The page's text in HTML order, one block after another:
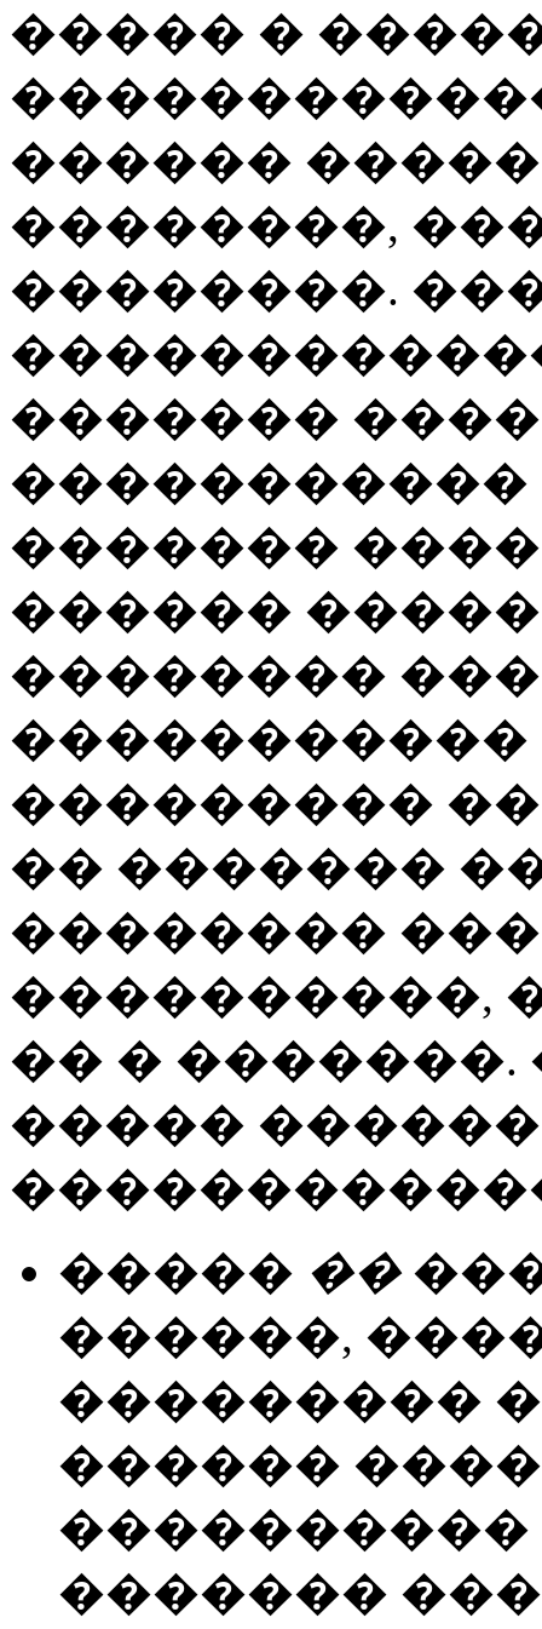
����� �
������
��������,
��������.
�������
�����������
�������
������
��������
�����������
���������
�� �������
��������
����������,
�� �
�����
����� ��
������,
���������
������
����������
�������